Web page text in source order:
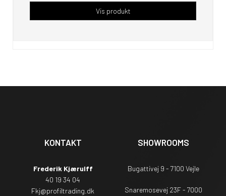
Vis produkt
KONTAKT
Frederik Kjærulff
40 19 34 04
Fkj@profiltrading.dk
SHOWROOMS
Bugattivej 9 - 7100 Vejle
Snaremosevej 23F - 7000